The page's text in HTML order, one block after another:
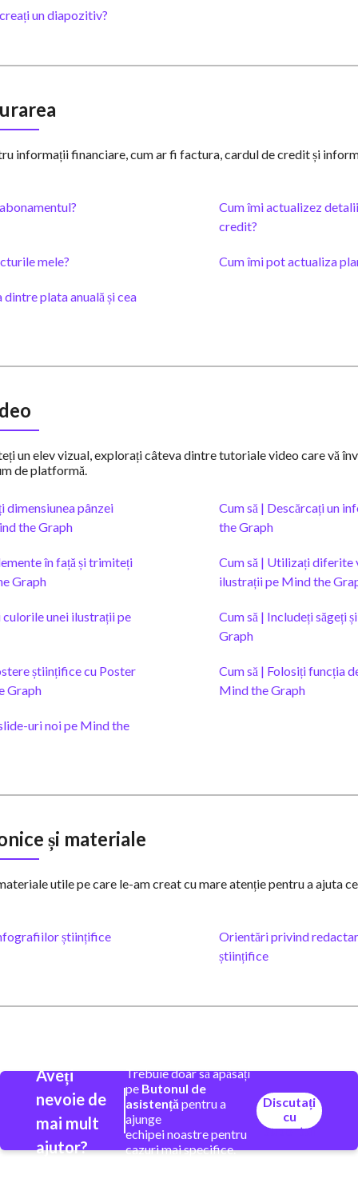
un diapozitiv?
informații financiare, cum ar fi factura, cardul de credit și
Cum îmi actualizez
credit?
mele? Cum îmi pot actualiza
plata anuală și cea
un elev vizual, explorați câteva dintre tutoriale video care vă
de platformă.
dimensiunea pânzei
the Graph
Cum să | Descărcați un
the Graph
în față și trimiteți
Graph
Cum să | Utilizați diferite
ilustrații pe Mind the
culorile unei ilustrații pe
Cum să | Includeți săgeți
Graph
științifice cu Poster
Graph
Cum să | Folosiți funcția
Mind the Graph
uri noi pe Mind the
și materiale
utile pe care le-am creat cu mare atenție pentru a ajuta
științifice
Orientări privind
științifice
Aveți
nevoie de
mai mult
ajutor?
Trebuie doar să apăsați
pe Butonul de
asistență pentru a
ajunge
echipei noastre pentru
cazuri mai specifice.
Discutați
cu
suportul